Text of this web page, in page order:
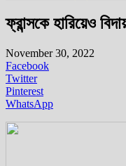
ফ্রান্সকে হারিয়েও
November 30, 2022
Facebook
Twitter
Pinterest
WhatsApp